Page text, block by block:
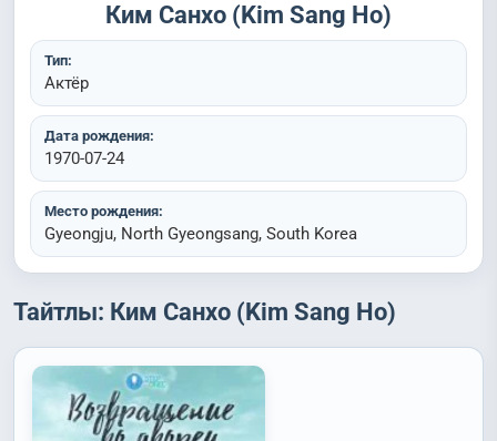
Ким Санхо (Kim Sang Ho)
Тип:
Актёр
Дата рождения:
1970-07-24
Место рождения:
Gyeongju, North Gyeongsang, South Korea
Тайтлы: Ким Санхо (Kim Sang Ho)